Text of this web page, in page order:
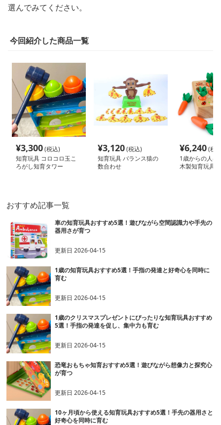
選んでみてください。
今回紹介した商品一覧
¥3,300(税込)
知育玩具 コロコロ玉こ
ろがし知育タワー
¥3,120(税込)
知育玩具 バランス猿の
数合わせ
¥6,240(税
1歳からの人参
木製知育玩具
おすすめ記事一覧
車の知育玩具おすすめ5選！遊びながら空間認識力や手先の
器用さが育つ
更新日2026-04-15
1歳の知育玩具おすすめ5選！手指の発達と好奇心を同時に
育む
更新日2026-04-15
1歳のクリスマスプレゼントにぴったりな知育玩具おすすめ
5選！手指の発達を促し、集中力も育む
更新日2026-04-15
恐竜おもちゃ知育おすすめ5選！遊びながら想像力と探究心
が育つ
更新日2026-04-15
10ヶ月頃から使える知育玩具おすすめ5選！手先の器用さと
好奇心を同時に育む